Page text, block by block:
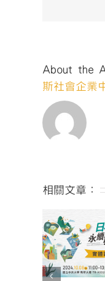
說
明
中
About the
斯社會企業
相關文章：